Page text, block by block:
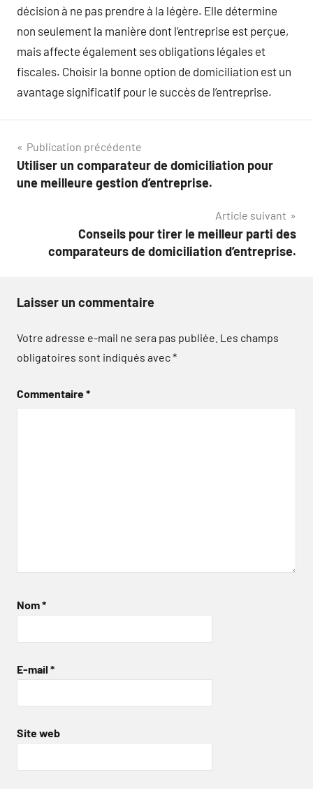
décision à ne pas prendre à la légère. Elle détermine
non seulement la manière dont l’entreprise est perçue,
mais affecte également ses obligations légales et
fiscales. Choisir la bonne option de domiciliation est un
avantage significatif pour le succès de l’entreprise.
Navigation
de
Publication précédente
Utiliser un comparateur de domiciliation pour
une meilleure gestion d’entreprise.
Article suivant
Conseils pour tirer le meilleur parti des
comparateurs de domiciliation d’entreprise.
Laisser un commentaire
Votre adresse e-mail ne sera pas publiée. Les champs
obligatoires sont indiqués avec*
Commentaire*
Nom*
E-mail *
Site web